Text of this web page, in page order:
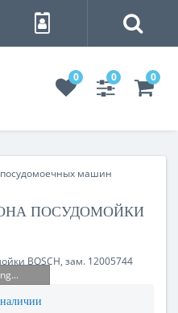
0 0 0
машин
ПОСУДОМОЙКИ